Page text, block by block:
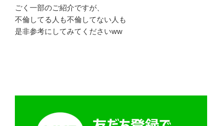
ごく一部のご紹介ですが、
不倫してる人も不倫してない人も
是非参考にしてみてくださいww